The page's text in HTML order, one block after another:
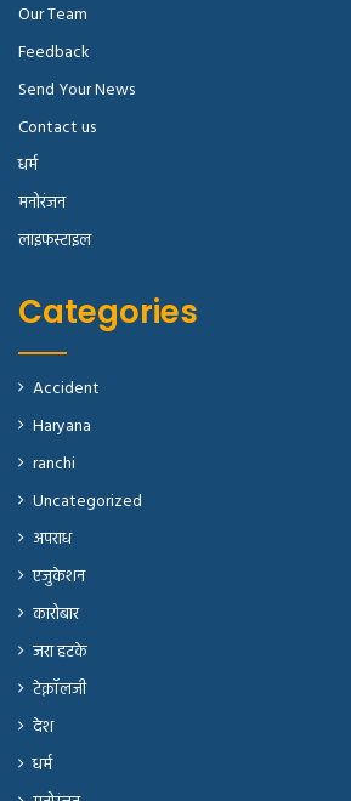
Our Team
Feedback
Send Your News
Contact us
धर्म
मनोरंजन
लाइफस्टाइल
Categories
Accident
Haryana
ranchi
Uncategorized
अपराध
एजुकेशन
कारोबार
जरा हटके
टेक्नॉलजी
देश
धर्म